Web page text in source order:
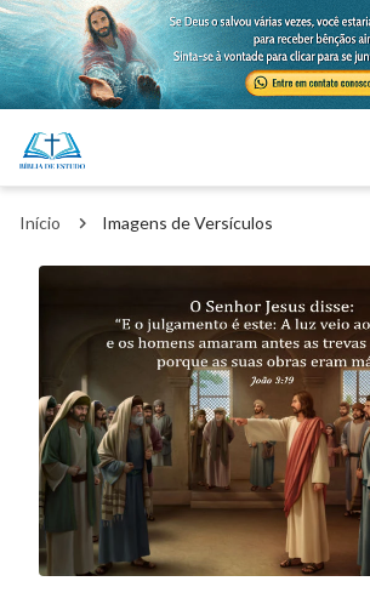
Início Imagens de Versículos